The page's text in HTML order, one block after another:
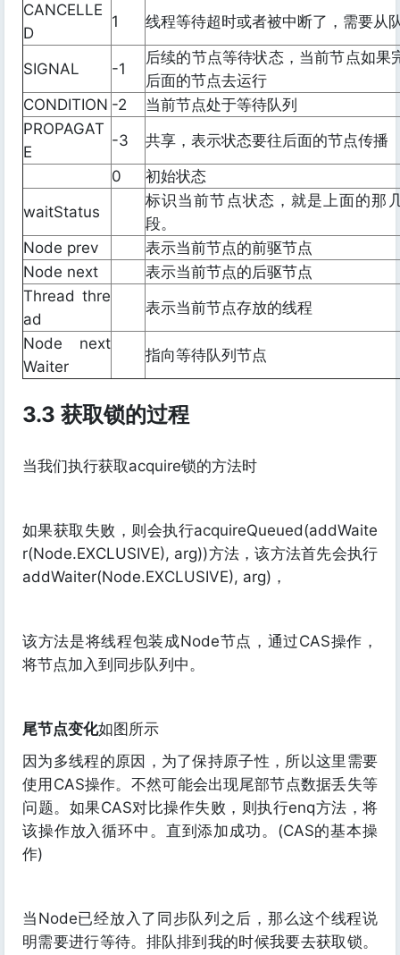
CANCELLE
D
1 线程等待超时或者被中断了，需要从
SIGNAL -1
后续的节点等待状态，当前节点如果
后面的节点去运行
CONDITION -2
当前节点处于等待队列
PROPAGAT
E
-3
共享，表示状态要往后面的节点传播
0
初始状态
waitStatus
标识当前节点状态，就是上面的那
段。
Node prev
表示当前节点的前驱节点
Node next
表示当前节点的后驱节点
Thread thre
ad
表示当前节点存放的线程
Node next
Waiter
指向等待队列节点
3.3 获取锁的过程
当我们执行获取acquire锁的方法时
如果获取失败，则会执行acquireQueued(addWaite
r(Node.EXCLUSIVE), arg))方法，该方法首先会执行
addWaiter(Node.EXCLUSIVE), arg)，
该方法是将线程包装成Node节点，通过CAS操作，
将节点加入到同步队列中。
尾节点变化如图所示
因为多线程的原因，为了保持原子性，所以这里需要
使用CAS操作。不然可能会出现尾部节点数据丢失等
问题。如果CAS对比操作失败，则执行enq方法，将
该操作放入循环中。直到添加成功。(CAS的基本操
作)
当Node已经放入了同步队列之后，那么这个线程说
明需要进行等待。排队排到我的时候我要去获取锁。